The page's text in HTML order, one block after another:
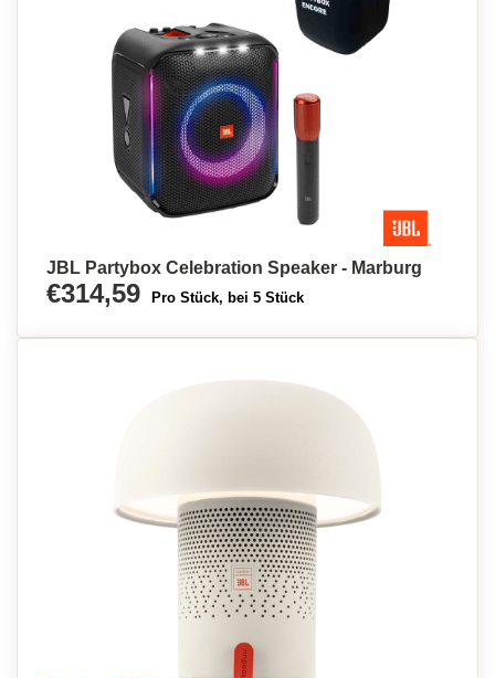
JBL Partybox Celebration Speaker - Marburg
€314,59 Pro Stück, bei 5 Stück